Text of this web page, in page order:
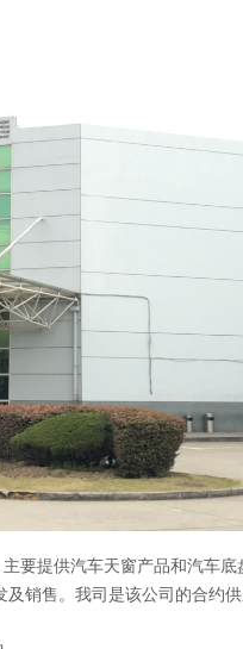
要提供汽车天窗产品和汽车底
销售。我司是该公司的合约